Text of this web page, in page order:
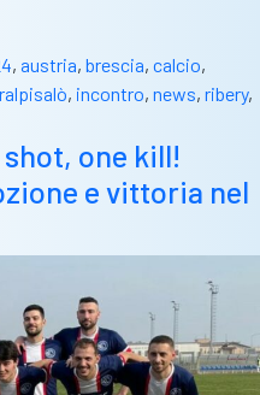
, austria, brescia, calcio,
, incontro, news, ribery,
shot, one kill!
e vittoria nel